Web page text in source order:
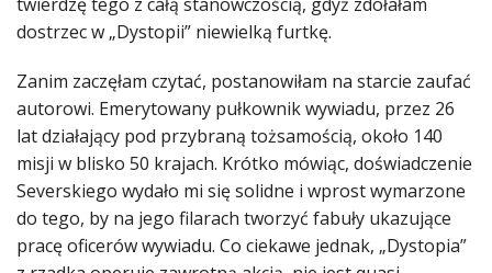
dostrzec w „Dystopii” niewielką furtkę.
Zanim zaczęłam czytać, postanowiłam na starcie zaufać
autorowi. Emerytowany pułkownik wywiadu, przez 26
lat działający pod przybraną tożsamością, około 140
misji w blisko 50 krajach. Krótko mówiąc, doświadczenie
Severskiego wydało mi się solidne i wprost wymarzone
do tego, by na jego filarach tworzyć fabuły ukazujące
pracę oficerów wywiadu. Co ciekawe jednak, „Dystopia”